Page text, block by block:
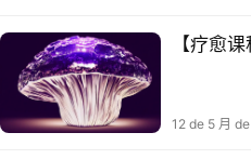
【疗愈
12 de 5 月